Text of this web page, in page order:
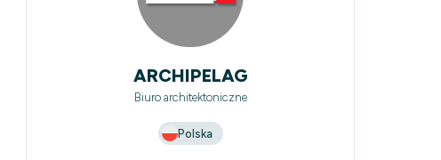
ARCHIPELAG
Biuro architektoniczne
Polska